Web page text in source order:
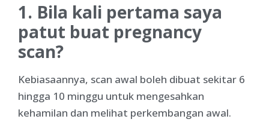
1. Bila kali pertama saya
patut buat pregnancy
scan?
Kebiasaannya, scan awal boleh dibuat sekitar 6
hingga 10 minggu untuk mengesahkan
kehamilan dan melihat perkembangan awal.